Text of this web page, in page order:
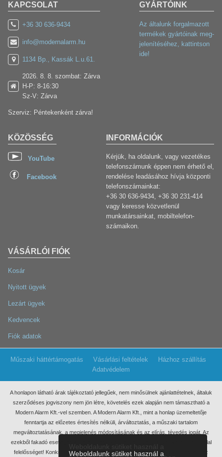
KAPCSOLAT
+36 30 636-9434
info@modernalarm.hu
1134 Bp., Kassák L.u.61.
2026. 8. 8. szombat: Zárva
H-P: 8-16:30
Sz-V: Zárva
Szerviz: Péntekenként zárva!
VÁSÁRLÓI FIÓK
Kosár
Nyitott ügyek
Lezárt ügyek
Kedvencek
Fiók adatok
KÖZÖSSÉG
YouTube
Facebook
INFORMÁCIÓK
Kérjük, ha oldalunk, vagy vezetékes
telefonszámunk éppen nem érhető el,
rendelése leadásához hívja központi
telefonszámainkat:
+36 30 636-9434, +36 30 231-414
vagy keresse közvetlenül
munkatársainkat, mobiltelefon-
számaikon.
GYÁRTÓINK
Az általunk forgalmazott
termékek gyártóinak meg-
jelenítéséhez, kattintson
ide!
Műszaki háttértámogatás Vásárlási feltételek
Házhoz szállítás
Adatvédelem
A honlapon látható árak tájékoztató jellegűek, nem minősülnek ajánlattételnek, általuk
szerződéses jogviszony nem jön létre, követelés ezek alapján nem támasztható a
Modern Alarm Kft.-vel szemben. A Modern Alarm Kft., mint a honlap üzemeltetője
fenntartja az előzetes értesítés nélküli, árváltoztatás, a műszaki tartalom
megváltoztatásának, a megjelenés módosításának és az elírás, tévedés jogát. Az
ezekből fakadó esetleges elmaradt haszonért, anyagi, vagy egyéb kárért nem vállal
felelősséget! Konkrét ajánlatkérés miatt kérjük, keressen meg minket írásban, az
Weboldalunk sütiket használ a